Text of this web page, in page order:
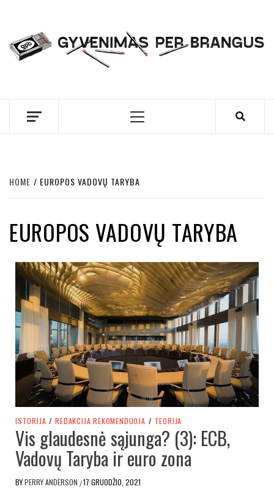
content
BRANGUS
Menu
HOME EUROPOS VADOVŲ TARYBA
EUROPOS VADOVŲ TARYBA
ISTORIJA / REDAKCIJA REKOMENDUOJA / TEORIJA
Vis glaudesnė sąjunga? (3): ECB,
Vadovų Taryba ir euro zona
BYPERRY ANDERSON /17 GRUODŽIO, 2021